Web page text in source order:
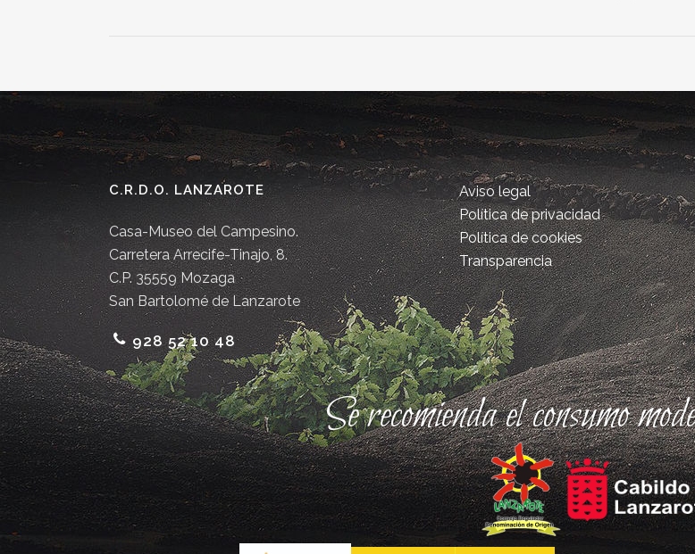
C.R.D.O. LANZAROTE
Casa-Museo del Campesino.
Carretera Arrecife-Tinajo, 8.
C.P. 35559 Mozaga
San Bartolomé de Lanzarote
928 52 10 48
Aviso legal
Política de privacidad
Política de cookies
Transparencia
Se recomienda el consumo